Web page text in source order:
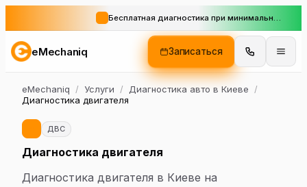
Бесплатная диагностика при минимальном заказе
eMechaniq Записаться
eMechaniq / Услуги / Диагностика авто в Киеве
/
Диагностика двигателя
ДВС
Диагностика двигателя
Диагностика двигателя в Киеве на